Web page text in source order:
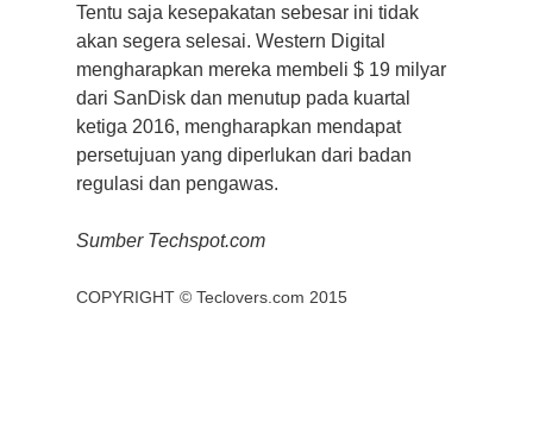
Tentu saja kesepakatan sebesar ini tidak
akan segera selesai. Western Digital
mengharapkan mereka membeli $ 19 milyar
dari SanDisk dan menutup pada kuartal
ketiga 2016, mengharapkan mendapat
persetujuan yang diperlukan dari badan
regulasi dan pengawas.
Sumber Techspot.com
COPYRIGHT © Teclovers.com 2015